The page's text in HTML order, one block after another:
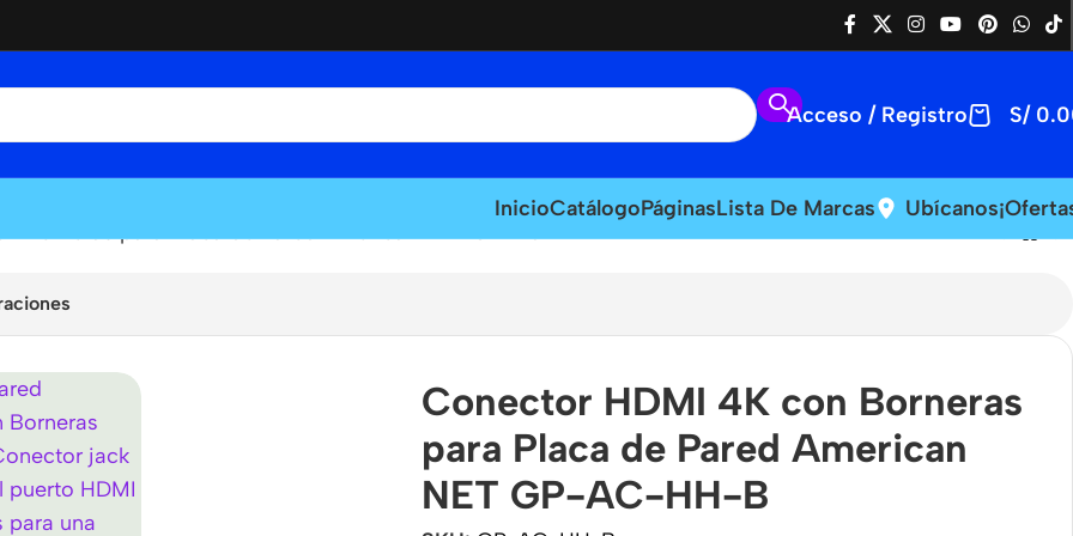
Acceso / Registro S/
InicioCatálogoPáginasLista De Marcas Ubícanos
Borneras para Placa de Pared American NET GP-AC-HH-B
Conector HDMI 4K con Borneras
para Placa de Pared American
NET GP-AC-HH-B